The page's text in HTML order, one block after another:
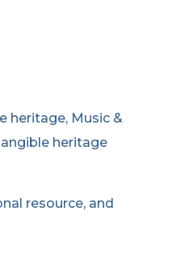
heritage, Music &
heritage
resource, and